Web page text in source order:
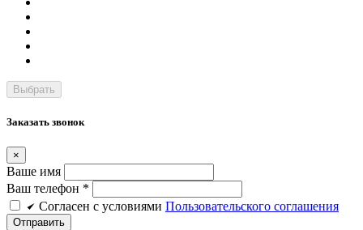
Заказать звонок
×
Ваше имя
Ваш телефон *
Cогласен c условиями Пользовательского соглашения